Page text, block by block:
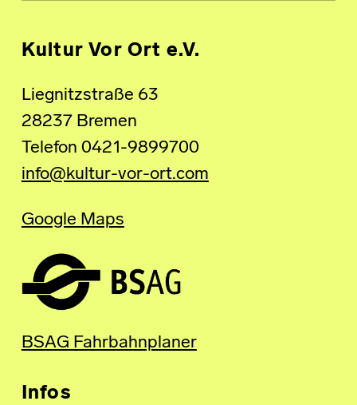
Kultur Vor Ort e.V.
Liegnitzstraße 63
28237 Bremen
Telefon 0421-9899700
info@kultur-vor-ort.com
Google Maps
BSAG Fahrbahnplaner
Infos